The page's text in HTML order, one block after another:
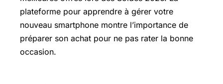
plateforme pour apprendre à gérer votre
nouveau smartphone montre l’importance de
préparer son achat pour ne pas rater la bonne
occasion.